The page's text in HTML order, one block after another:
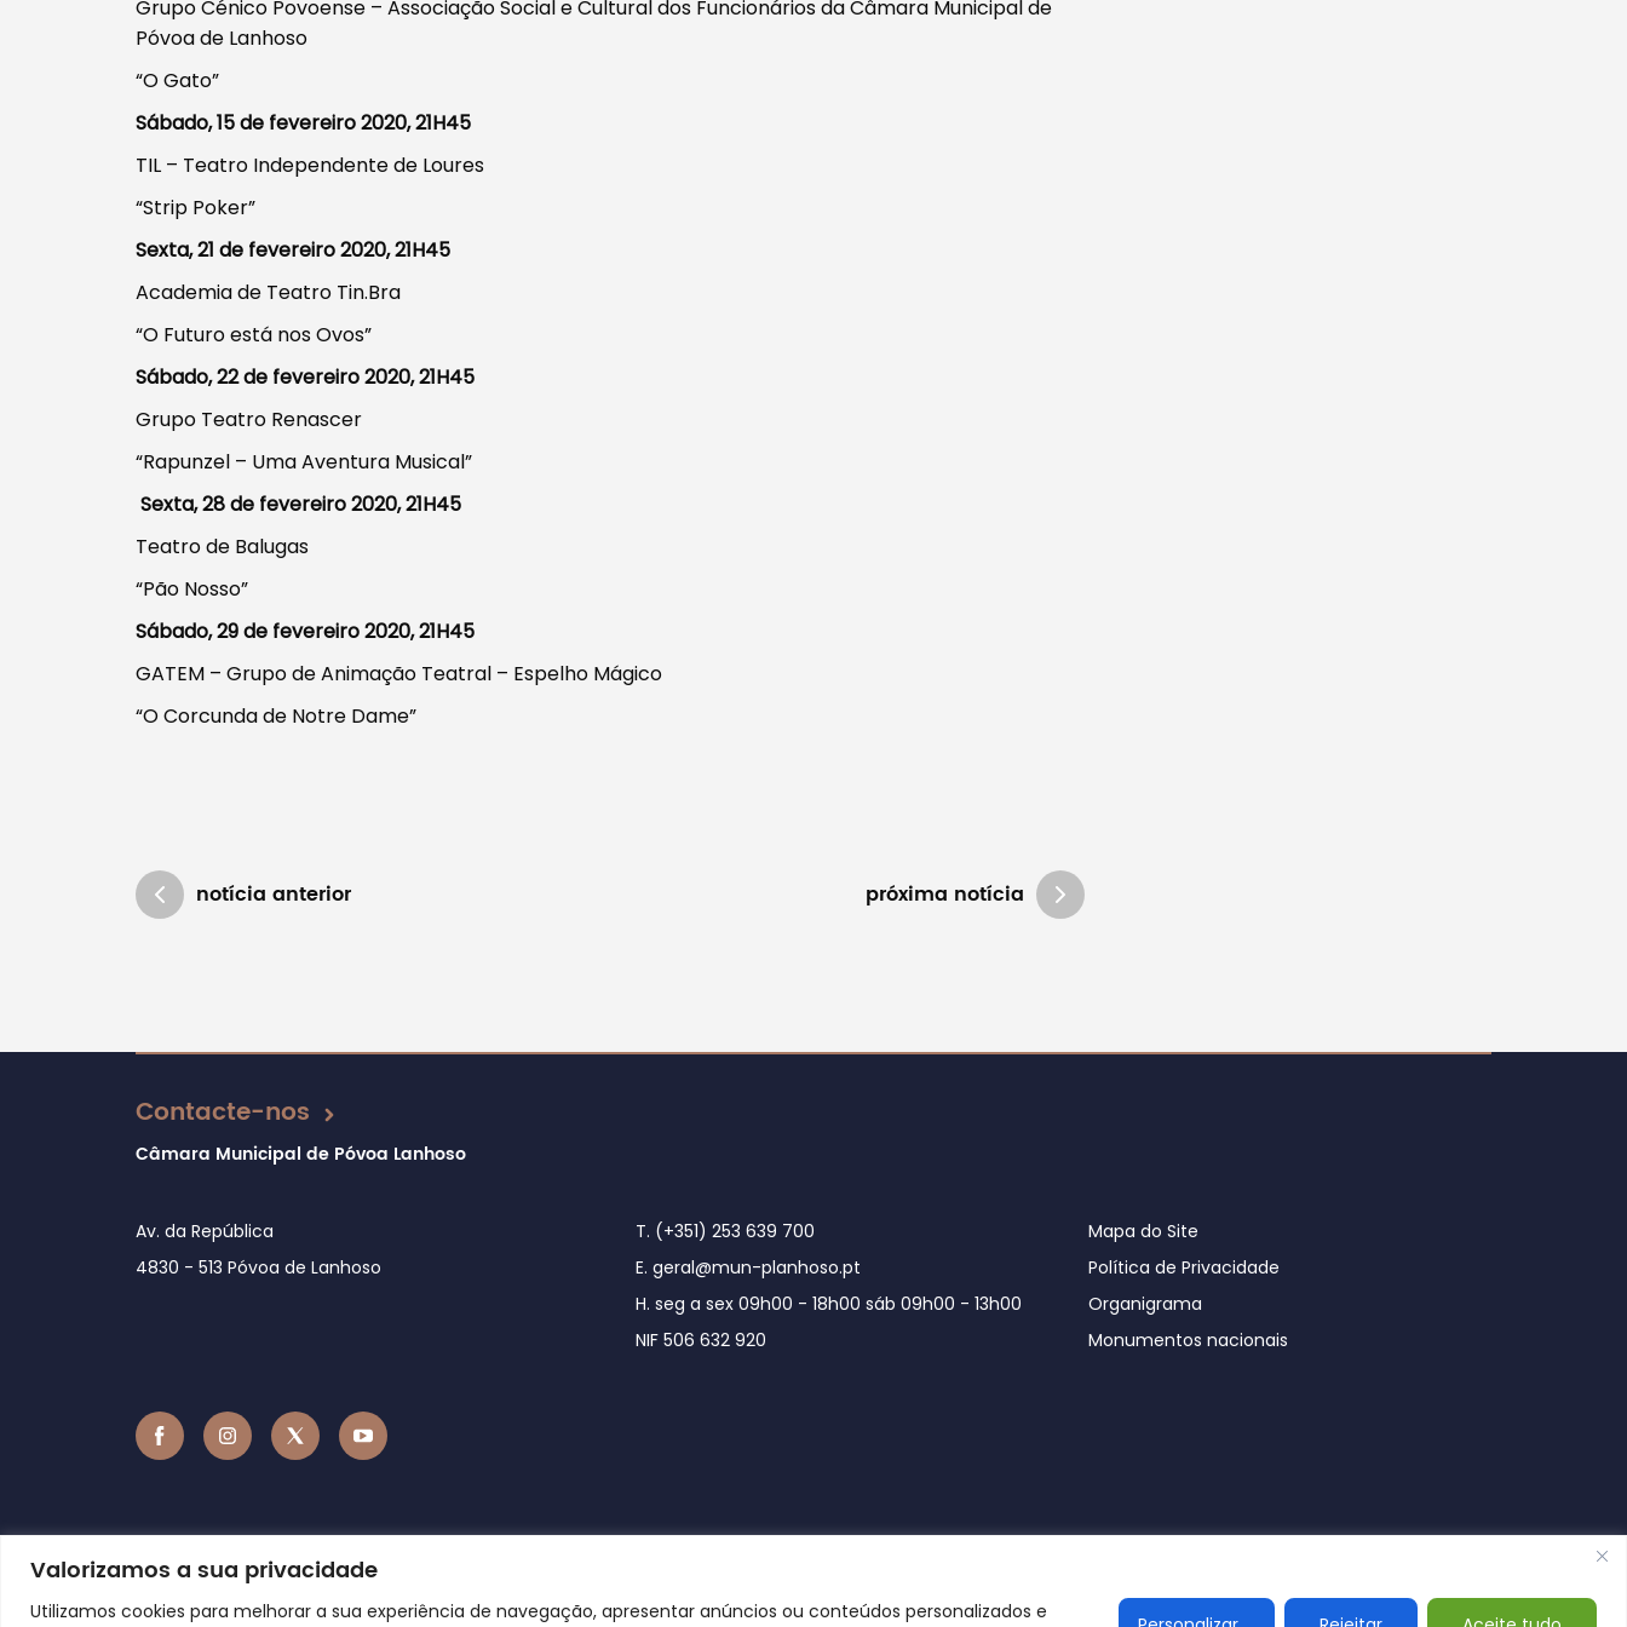
Valorizamos a sua privacidade
Utilizamos cookies para melhorar a sua experiência de navegação, apresentar anúncios ou conteúdos personalizados e
Grupo Cénico Povoense – Associação Social e Cultural dos Funcionários da Câmara Municipal de
Póvoa de Lanhoso
“O Gato”
Sábado, 15 de fevereiro 2020, 21H45
TIL – Teatro Independente de Loures
“Strip Poker”
Sexta, 21 de fevereiro 2020, 21H45
Academia de Teatro Tin.Bra
“O Futuro está nos Ovos”
Sábado, 22 de fevereiro 2020, 21H45
Grupo Teatro Renascer
“Rapunzel – Uma Aventura Musical”
Sexta, 28 de fevereiro 2020, 21H45
Teatro de Balugas
“Pão Nosso”
Sábado, 29 de fevereiro 2020, 21H45
GATEM – Grupo de Animação Teatral – Espelho Mágico
“O Corcunda de Notre Dame”
notícia anterior próxima notícia
Atualizado em 03/02/2020
Contacte-nos
Câmara Municipal de Póvoa Lanhoso
Av. da República
4830 - 513 Póvoa de Lanhoso
T. (+351) 253 639 700
E. geral@mun-planhoso.pt
H. seg a sex 09h00 - 18h00 sáb 09h00 - 13h00
NIF 506 632 920
Mapa do Site
Política de Privacidade
Organigrama
Monumentos nacionais